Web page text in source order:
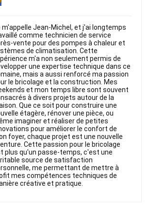
m'appelle Jean-Michel, et j'ai longtemps
comme technicien de service
vente pour des pompes à chaleur et
de climatisation. Cette
m'a non seulement permis de
une expertise technique dans ce
mais a aussi renforcé ma passion
le bricolage et la construction. Mes
et mon temps libre sont souvent
à divers projets autour de la
Que ce soit pour construire une
étagère, rénover une pièce, ou
imaginer et réaliser de petites
pour améliorer le confort de
foyer, chaque projet est une nouvelle
Cette passion pour le bricolage
plus qu'un passe-temps, c'est une
source de satisfaction
me permettant de mettre à
mes compétences techniques de
créative et pratique.